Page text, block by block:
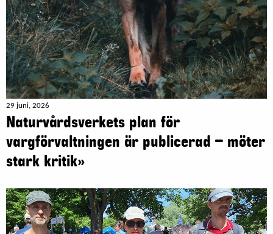
29 juni, 2026
Naturvårdsverkets plan för
vargförvaltningen är publicerad – möter
stark kritik»